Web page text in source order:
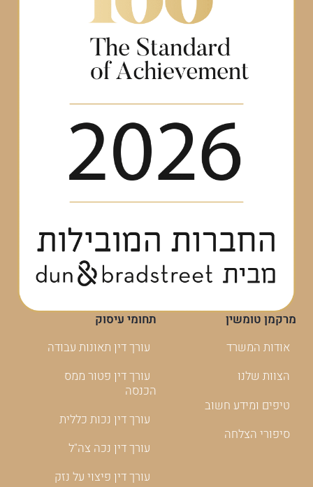
מרקמן טומשין
אודות המשרד
הצוות שלנו
טיפים ומידע חשוב
סיפורי הצלחה
תחומי עיסוק
עורך דין תאונות עבודה
עורך דין פטור ממס
הכנסה
עורך דין נכות כללית
עורך דין נכה צה"ל
עורך דין פיצוי על נזק